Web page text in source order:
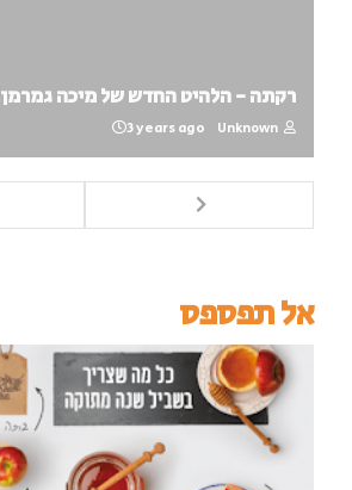
רקתה - הלהיט החדש של מיכה גמרמן
Unknown
3 years ago
אל תפספס